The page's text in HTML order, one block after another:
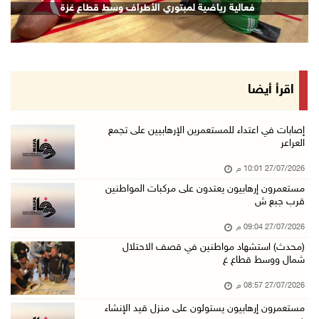
فعالية رياضية لمبتوري الأطراف وسط قطاع غزة
اقرأ أيضا
إصابات في اعتداء للمستعمرين الإرهابيين على تجمع
العراعر
27/07/2026 10:01 م
مستعمرون إرهابيون يعتدون على مركبات المواطنين
قرب جبع ش
27/07/2026 09:04 م
(محدث) استشهاد مواطنين في قصف الاحتلال
شمال ووسط قطاع غ
27/07/2026 08:57 م
مستعمرون إرهابيون يستولون على منزل قيد الإنشاء